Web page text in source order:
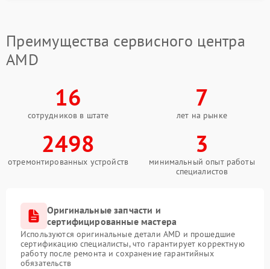
Преимущества сервисного центра
AMD
16
сотрудников в штате
7
лет на рынке
2498
отремонтированных устройств
3
минимальный опыт работы
специалистов
Оригинальные запчасти и
сертифицированные мастера
Используются оригинальные детали AMD и прошедшие
сертификацию специалисты, что гарантирует корректную
работу после ремонта и сохранение гарантийных
обязательств